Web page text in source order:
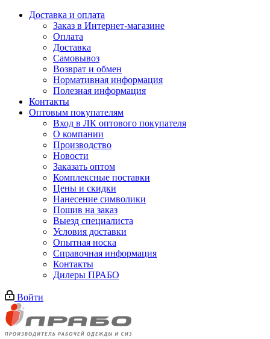
Доставка и оплата
Заказ в Интернет-магазине
Оплата
Доставка
Самовывоз
Возврат и обмен
Нормативная информация
Полезная информация
Контакты
Оптовым покупателям
Вход в ЛК оптового покупателя
О компании
Производство
Новости
Заказать оптом
Комплексные поставки
Цены и скидки
Нанесение символики
Пошив на заказ
Выезд специалиста
Условия доставки
Опытная носка
Справочная информация
Контакты
Дилеры ПРАБО
Войти